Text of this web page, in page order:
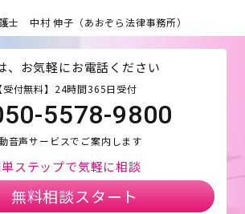
士 中村 伸子（あおぞら法律事務所）
、お気軽にお電話ください
【受付無料】24時間365日受付
5578-9800
音声サービスでご案内します
ステップで気軽に相談
無料相談スタート